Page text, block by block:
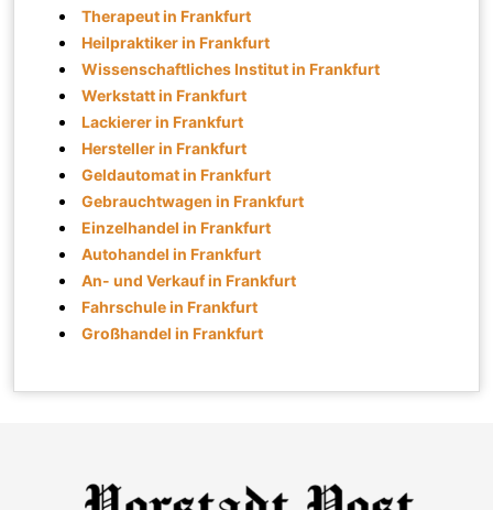
Therapeut in Frankfurt
Heilpraktiker in Frankfurt
Wissenschaftliches Institut in Frankfurt
Werkstatt in Frankfurt
Lackierer in Frankfurt
Hersteller in Frankfurt
Geldautomat in Frankfurt
Gebrauchtwagen in Frankfurt
Einzelhandel in Frankfurt
Autohandel in Frankfurt
An- und Verkauf in Frankfurt
Fahrschule in Frankfurt
Großhandel in Frankfurt